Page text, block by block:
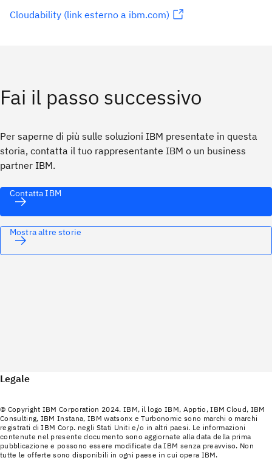
Cloudability (link esterno a ibm.com)
Fai il passo successivo
Per saperne di più sulle soluzioni IBM presentate in questa
storia, contatta il tuo rappresentante IBM o un business
partner IBM.
Contatta IBM
Mostra altre storie
Legale
© Copyright IBM Corporation 2024. IBM, il logo IBM, Apptio, IBM Cloud, IBM
Consulting, IBM Instana, IBM watsonx e Turbonomic sono marchi o marchi
registrati di IBM Corp. negli Stati Uniti e/o in altri paesi. Le informazioni
contenute nel presente documento sono aggiornate alla data della prima
pubblicazione e possono essere modificate da IBM senza preavviso. Non
tutte le offerte sono disponibili in ogni paese in cui opera IBM.